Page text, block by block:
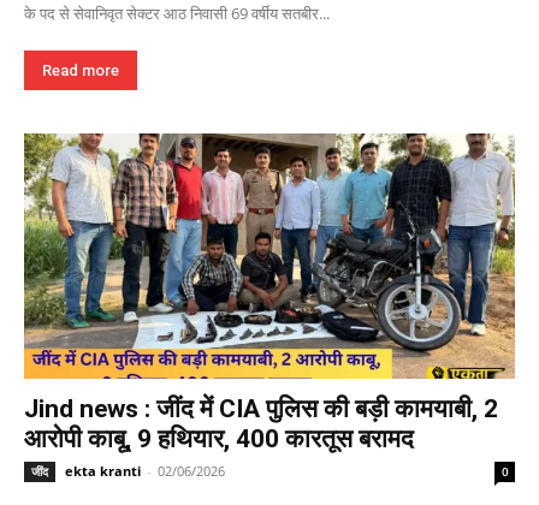
के पद से सेवानिवृत सेक्टर आठ निवासी 69 वर्षीय सतबीर...
Read more
Jind news : जींद में CIA पुलिस की बड़ी कामयाबी, 2
आरोपी काबू, 9 हथियार, 400 कारतूस बरामद
जींद ekta kranti - 02/06/2026 0